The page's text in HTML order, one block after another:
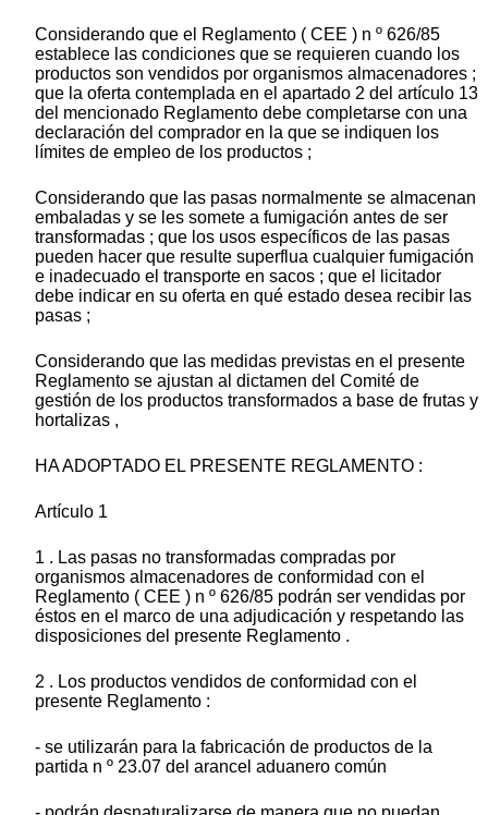
Considerando que el Reglamento ( CEE ) n º 626/85
establece las condiciones que se requieren cuando los
productos son vendidos por organismos almacenadores ;
que la oferta contemplada en el apartado 2 del artículo 13
del mencionado Reglamento debe completarse con una
declaración del comprador en la que se indiquen los
límites de empleo de los productos ;
Considerando que las pasas normalmente se almacenan
embaladas y se les somete a fumigación antes de ser
transformadas ; que los usos específicos de las pasas
pueden hacer que resulte superflua cualquier fumigación
e inadecuado el transporte en sacos ; que el licitador
debe indicar en su oferta en qué estado desea recibir las
pasas ;
Considerando que las medidas previstas en el presente
Reglamento se ajustan al dictamen del Comité de
gestión de los productos transformados a base de frutas y
hortalizas ,
HA ADOPTADO EL PRESENTE REGLAMENTO :
Artículo 1
1 . Las pasas no transformadas compradas por
organismos almacenadores de conformidad con el
Reglamento ( CEE ) n º 626/85 podrán ser vendidas por
éstos en el marco de una adjudicación y respetando las
disposiciones del presente Reglamento .
2 . Los productos vendidos de conformidad con el
presente Reglamento :
- se utilizarán para la fabricación de productos de la
partida n º 23.07 del arancel aduanero común